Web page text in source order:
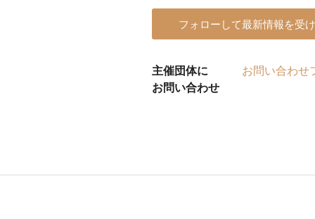
フォローして最新情報を受
主催団体に
お問い合わせ
お問い合わせ